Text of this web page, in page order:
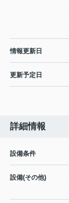
情報更新日
更新予定日
詳細情報
設備条件
設備(その他)